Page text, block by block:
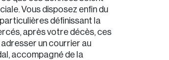
Vous disposez enfin du
définissant la
après votre décès, ces
un courrier au
accompagné de la